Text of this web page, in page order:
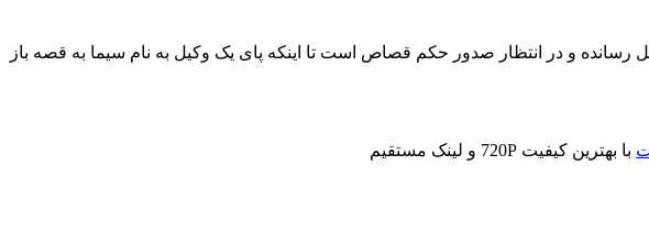
و در انتظار صدور حکم قصاص است تا اینکه پای یک وکیل به نام سیما به قصه باز
با بهترین کیفیت 720P و لینک مستقیم